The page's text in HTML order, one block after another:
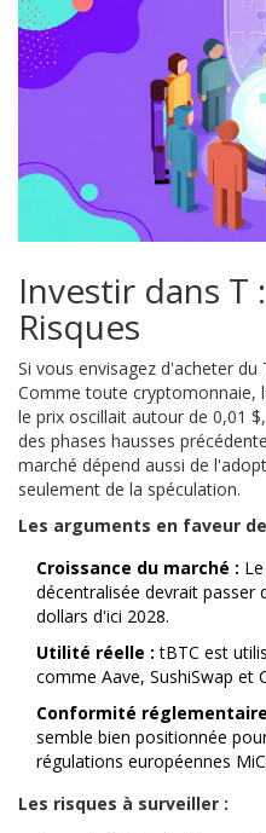
Investir dans T
Risques
Si vous envisagez d'acheter
Comme toute cryptomonnaie,
le prix oscillait autour de 0,01
des phases hausses
marché dépend aussi de
seulement de la spéculation.
Les arguments en faveur
Croissance du marché :
décentralisée devrait passer
dollars d'ici 2028.
Utilité réelle : tBTC est
comme Aave, SushiSwap et
Conformité
semble bien positionnée
régulations européennes
Les risques à surveiller :